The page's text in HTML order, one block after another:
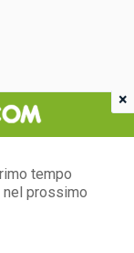
tempo
nel prossimo
×